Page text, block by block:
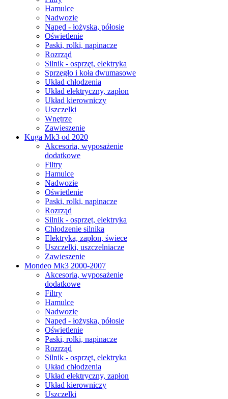
Hamulce
Nadwozie
Napęd - łożyska, półosie
Oświetlenie
Paski, rolki, napinacze
Rozrząd
Silnik - osprzęt, elektryka
Sprzęgło i koła dwumasowe
Układ chłodzenia
Układ elektryczny, zapłon
Układ kierowniczy
Uszczelki
Wnętrze
Zawieszenie
Kuga Mk3 od 2020
Akcesoria, wyposażenie
dodatkowe
Filtry
Hamulce
Nadwozie
Oświetlenie
Paski, rolki, napinacze
Rozrząd
Silnik - osprzęt, elektryka
Chłodzenie silnika
Elektryka, zapłon, świece
Uszczelki, uszczelniacze
Zawieszenie
Mondeo Mk3 2000-2007
Akcesoria, wyposażenie
dodatkowe
Filtry
Hamulce
Nadwozie
Napęd - łożyska, półosie
Oświetlenie
Paski, rolki, napinacze
Rozrząd
Silnik - osprzęt, elektryka
Układ chłodzenia
Układ elektryczny, zapłon
Układ kierowniczy
Uszczelki